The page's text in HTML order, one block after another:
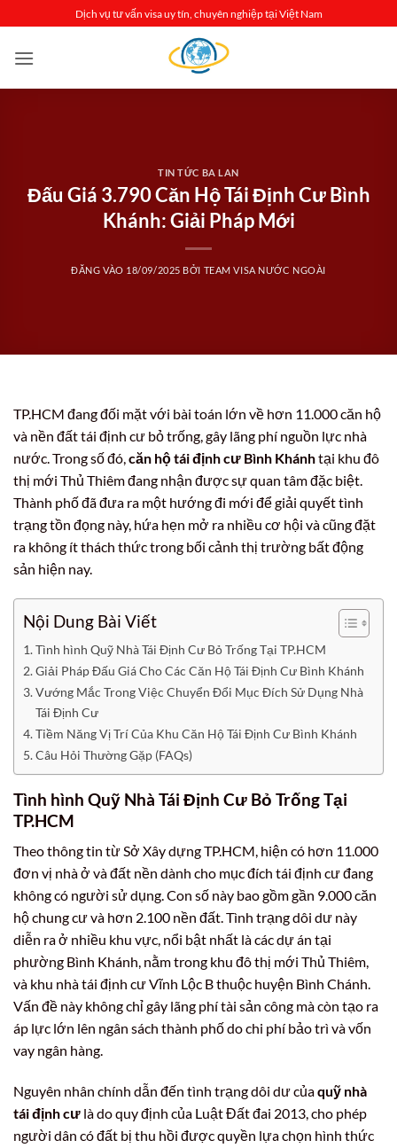
qua
nội
Dịch vụ tư vấn visa uy tín, chuyên nghiệp tại Việt Nam
TIN TỨC BA LAN
Đấu Giá 3.790 Căn Hộ Tái Định Cư Bình
Khánh: Giải Pháp Mới
ĐĂNG VÀO 18/09/2025 BỞI TEAM VISA NƯỚC NGOÀI
TP.HCM đang đối mặt với bài toán lớn về hơn 11.000 căn hộ
và nền đất tái định cư bỏ trống, gây lãng phí nguồn lực nhà
nước. Trong số đó,căn hộ tái định cư Bình Khánhtại khu đô
thị mới Thủ Thiêm đang nhận được sự quan tâm đặc biệt.
Thành phố đã đưa ra một hướng đi mới để giải quyết tình
trạng tồn đọng này, hứa hẹn mở ra nhiều cơ hội và cũng đặt
ra không ít thách thức trong bối cảnh thị trường bất động
sản hiện nay.
Nội Dung Bài Viết
Tình hình Quỹ Nhà Tái Định Cư Bỏ Trống Tại TP.HCM
Giải Pháp Đấu Giá Cho Các Căn Hộ Tái Định Cư Bình Khánh
Vướng Mắc Trong Việc Chuyển Đổi Mục Đích Sử Dụng Nhà
Tái Định Cư
Tiềm Năng Vị Trí Của Khu Căn Hộ Tái Định Cư Bình Khánh
Câu Hỏi Thường Gặp (FAQs)
Tình hình Quỹ Nhà Tái Định Cư Bỏ Trống Tại
TP.HCM
Theo thông tin từ Sở Xây dựng TP.HCM, hiện có hơn 11.000
đơn vị nhà ở và đất nền dành cho mục đích tái định cư đang
không có người sử dụng. Con số này bao gồm gần 9.000 căn
hộ chung cư và hơn 2.100 nền đất. Tình trạng dôi dư này
diễn ra ở nhiều khu vực, nổi bật nhất là các dự án tại
phường Bình Khánh, nằm trong khu đô thị mới Thủ Thiêm,
và khu nhà tái định cư Vĩnh Lộc B thuộc huyện Bình Chánh.
Vấn đề này không chỉ gây lãng phí tài sản công mà còn tạo ra
áp lực lớn lên ngân sách thành phố do chi phí bảo trì và vốn
vay ngân hàng.
Nguyên nhân chính dẫn đến tình trạng dôi dư củaquỹ nhà
tái định cư là do quy định của Luật Đất đai 2013, cho phép
người dân có đất bị thu hồi được quyền lựa chọn hình thức